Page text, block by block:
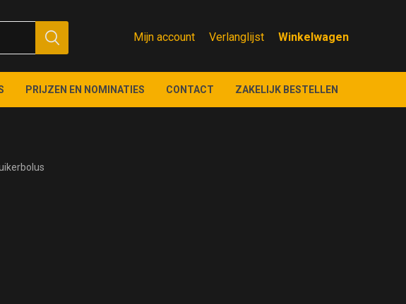
Mijn account Verlanglijst
PRIJZEN EN NOMINATIES CONTACT ZAKELIJK BESTELLEN